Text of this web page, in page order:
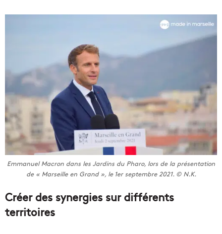
Emmanuel Macron dans les Jardins du Pharo, lors de la présentation
de « Marseille en Grand », le 1er septembre 2021. © N.K.
Créer des synergies sur différents
territoires